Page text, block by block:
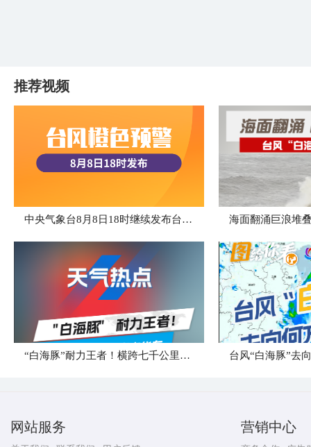
推荐视频
中央气象台8月8日18时继续发布台风橙色预警 海面翻涌巨浪堆
“白海豚”耐力王者！横跨七千公里直奔华东 台风“白海豚”去
网站服务 营销中心